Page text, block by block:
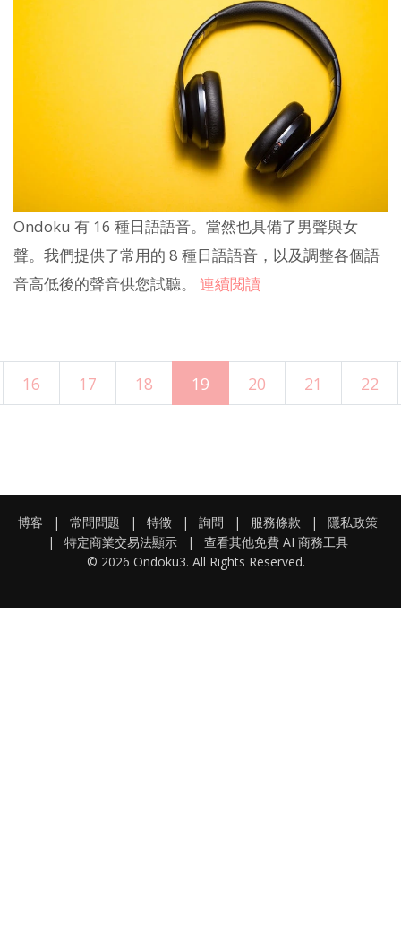
Ondoku 有 16 種日語語音。當然也具備了男聲與女
聲。我們提供了常用的 8 種日語語音，以及調整各個語
音高低後的聲音供您試聽。 連續閱讀
16 17 18 19 20 21 22
博客 | 常問問題 | 特徵 | 詢問 | 服務條款 |
隱私政策
|
特定商業交易法顯示 |
查看其他免費 AI 商務工具
© 2026 Ondoku3. All Rights Reserved.